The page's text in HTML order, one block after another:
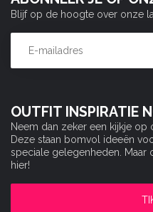
OUTFIT INSPIRATIE
Neem dan zeker een kijkje op
Deze staan bomvol ideeën
speciale gelegenheden. Maar
hier!
Blijf op de hoogte over onze